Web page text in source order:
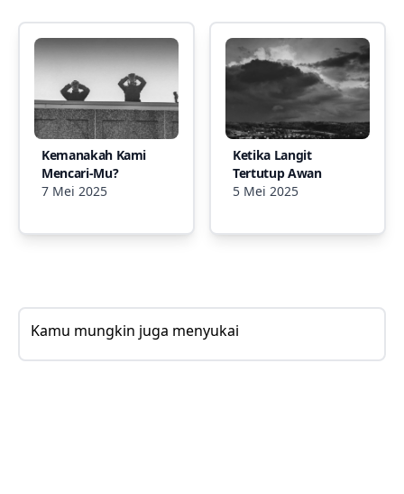
Kemanakah Kami
Mencari-Mu?
7 Mei 2025
Ketika Langit
Tertutup Awan
5 Mei 2025
Kamu mungkin juga menyukai